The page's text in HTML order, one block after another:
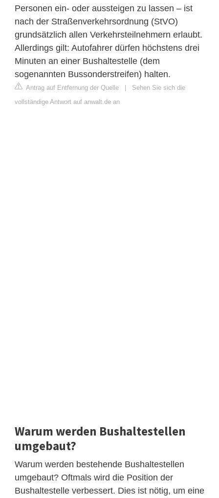
Personen ein- oder aussteigen zu lassen – ist
nach der Straßenverkehrsordnung (StVO)
grundsätzlich allen Verkehrsteilnehmern erlaubt.
Allerdings gilt: Autofahrer dürfen höchstens drei
Minuten an einer Bushaltestelle (dem
sogenannten Bussonderstreifen) halten.
Antrag auf Entfernung der Quelle | Sehen Sie sich die
vollständige Antwort auf anwalt.de an
Warum werden Bushaltestellen
umgebaut?
Warum werden bestehende Bushaltestellen
umgebaut? Oftmals wird die Position der
Bushaltestelle verbessert. Dies ist nötig, um eine